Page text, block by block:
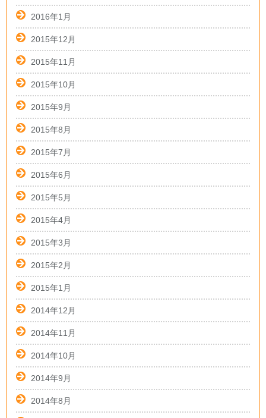
2016年1月
2015年12月
2015年11月
2015年10月
2015年9月
2015年8月
2015年7月
2015年6月
2015年5月
2015年4月
2015年3月
2015年2月
2015年1月
2014年12月
2014年11月
2014年10月
2014年9月
2014年8月